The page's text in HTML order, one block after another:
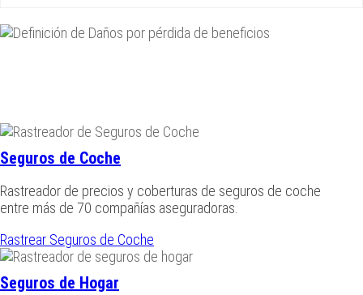
Seguros de Coche
Rastreador de precios y coberturas de seguros de coche
entre más de 70 compañías aseguradoras.
Rastrear Seguros de Coche
Seguros de Hogar